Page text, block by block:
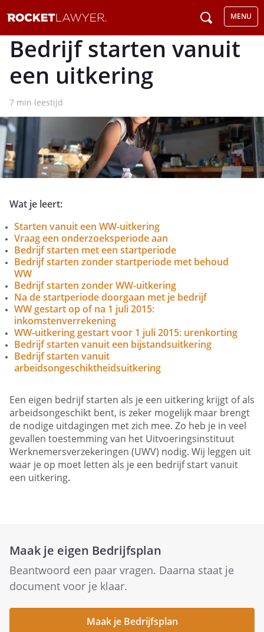
MENU
Bedrijf starten vanuit
een uitkering
7 min leestijd
Wat je leert:
Starten vanuit een WW-uitkering
Vraag een onderzoeksperiode aan
Bedrijf starten met een startperiode
Bedrijf starten zonder startperiode met behoud
WW
Bedrijf starten zonder WW-uitkering
Na de startperiode doorgaan met je bedrijf
WW gestart op of na 1 juli 2015:
inkomstenverrekening
WW-uitkering gestart voor 1 juli 2015: urenkorting
Bedrijf starten vanuit een bijstandsuitkering
Bedrijf starten vanuit
arbeidsongeschiktheidsuitkering
Een eigen bedrijf starten als je een uitkering krijgt of als
arbeidsongeschikt bent, is zeker mogelijk maar brengt
de nodige uitdagingen met zich mee. Zo heb je in veel
gevallen toestemming van het Uitvoeringsinstituut
Werknemersverzekeringen (UWV) nodig. Wij leggen uit
waar je op moet letten als je een bedrijf start vanuit
een uitkering.
Maak je eigen Bedrijfsplan
Beantwoord een paar vragen. Daarna staat je
document voor je klaar.
Maak je Bedrijfsplan